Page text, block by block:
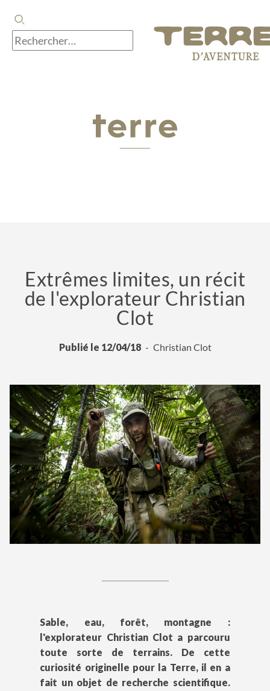
Extrêmes limites, un récit
de l'explorateur Christian
Clot
Publié le 12/04/18 Christian Clot
Sable, eau, forêt, montagne :
l'explorateur Christian Clot a parcouru
toute sorte de terrains. De cette
curiosité originelle pour la Terre, il en a
fait un objet de recherche scientifique.